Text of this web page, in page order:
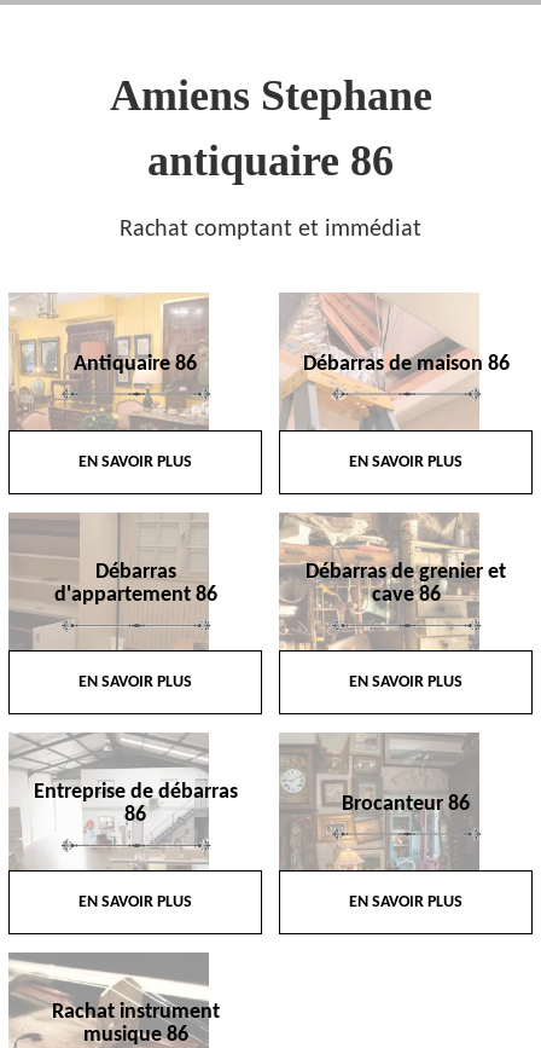
Amiens Stephane
antiquaire 86
Rachat comptant et immédiat
Antiquaire 86
EN SAVOIR PLUS
Débarras de maison 86
EN SAVOIR PLUS
Débarras
d'appartement 86
EN SAVOIR PLUS
Débarras de grenier et
cave 86
EN SAVOIR PLUS
Entreprise de débarras
86
EN SAVOIR PLUS
Brocanteur 86
EN SAVOIR PLUS
Rachat instrument
musique 86